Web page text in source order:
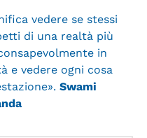
vedere se stessi
di una realtà più
in
e vedere ogni cosa
Swami